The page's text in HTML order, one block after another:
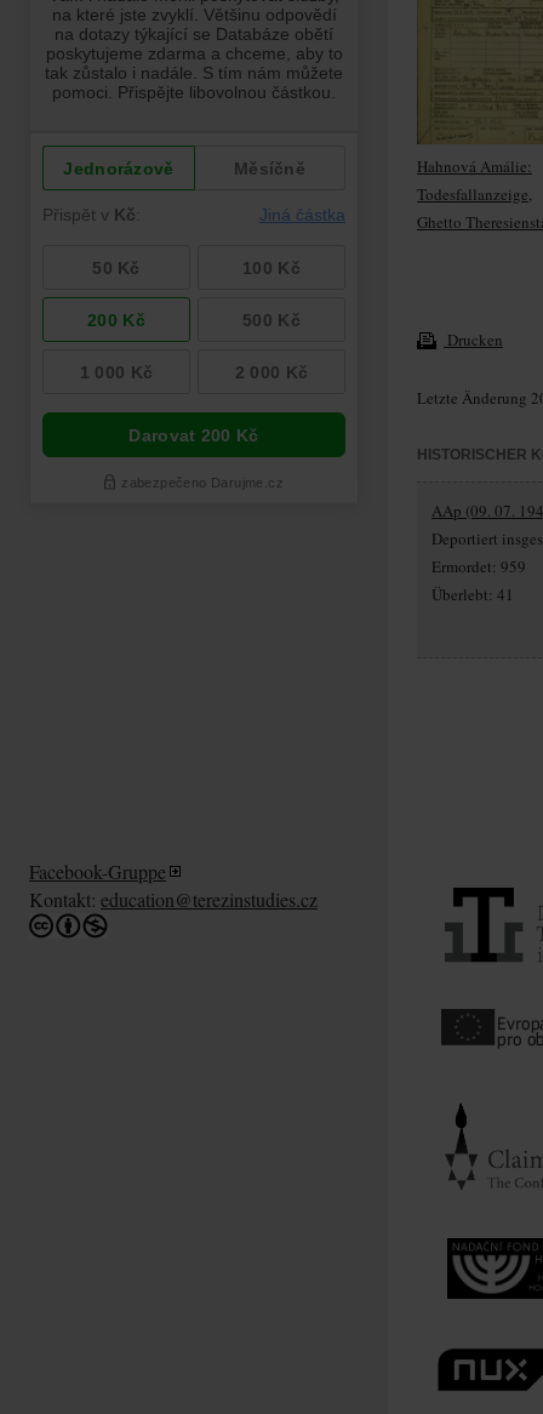
Hahnová Amálie:
Todesfallanzeige,
Ghetto
Drucken
Letzte Änderung
HISTORISCHER
AAp (09. 07.
Deportiert
Ermordet: 959
Überlebt: 41
Facebook-Gruppe
Kontakt: education@terezinstudies.cz